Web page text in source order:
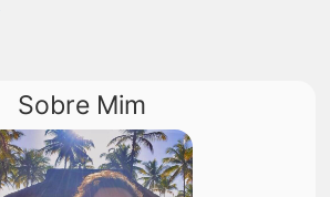
Sobre Mim